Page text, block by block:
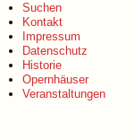
Suchen
Kontakt
Impressum
Datenschutz
Historie
Opernhäuser
Veranstaltungen